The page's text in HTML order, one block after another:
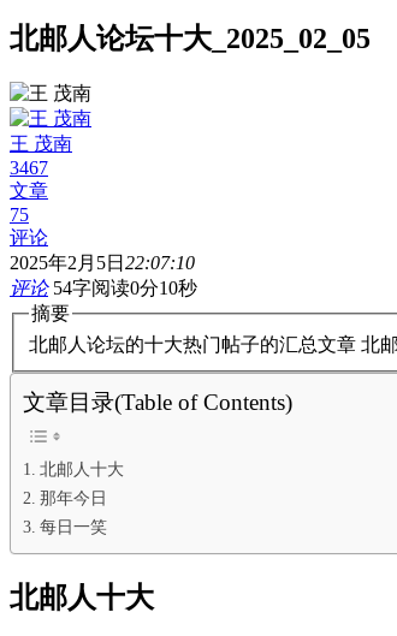
北邮人论坛十大_2025_02_05
王 茂南
3467
文章
75
评论
2025年2月5日 22:07:10
评论 54字阅读0分10秒
摘要
北邮人论坛的十大热门帖子的汇总文章 北
文章目录(Table of Contents)
北邮人十大
那年今日
每日一笑
北邮人十大